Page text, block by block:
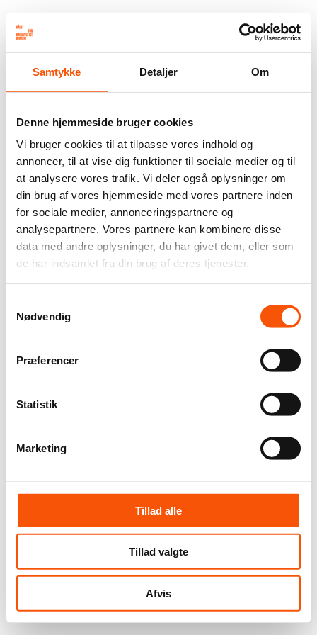
Samtykke Detaljer Om
Denne hjemmeside bruger cookies
Vi bruger cookies til at tilpasse vores indhold og
annoncer, til at vise dig funktioner til sociale medier og til
at analysere vores trafik. Vi deler også oplysninger om
din brug af vores hjemmeside med vores partnere inden
for sociale medier, annonceringspartnere og
analysepartnere. Vores partnere kan kombinere disse
data med andre oplysninger, du har givet dem, eller som
de har indsamlet fra din brug af deres tjenester.
Nødvendig
Præferencer
Statistik
Marketing
Tillad alle
Tillad valgte
Afvis